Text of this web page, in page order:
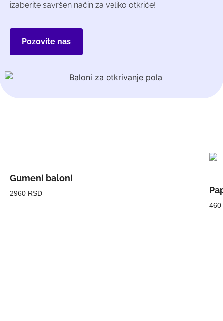
izaberite savršen način za veliko otkriće!
Pozovite nas
Gumeni baloni
2960 RSD
460